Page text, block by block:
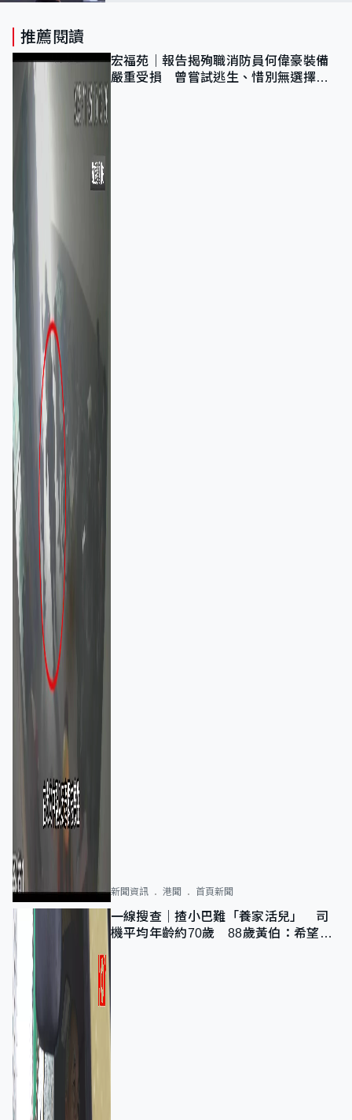
推薦閱讀
宏福苑｜報告揭殉職消防員何偉豪裝備
嚴重受損 曾嘗試逃生、惜別無選擇下
新聞資訊 港聞 首頁新聞
一線搜查｜揸小巴難「養家活兒」 司
機平均年齡約70歲 88歲黃伯：希望一